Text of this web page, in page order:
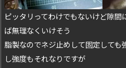
ピッタリってわけでもないけど隙
ば無理なくいけそう
脂製なのでネジ止めして固定しても
し強度もそれなりですが